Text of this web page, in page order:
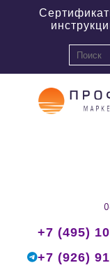
+7 (495)
+7 (926)